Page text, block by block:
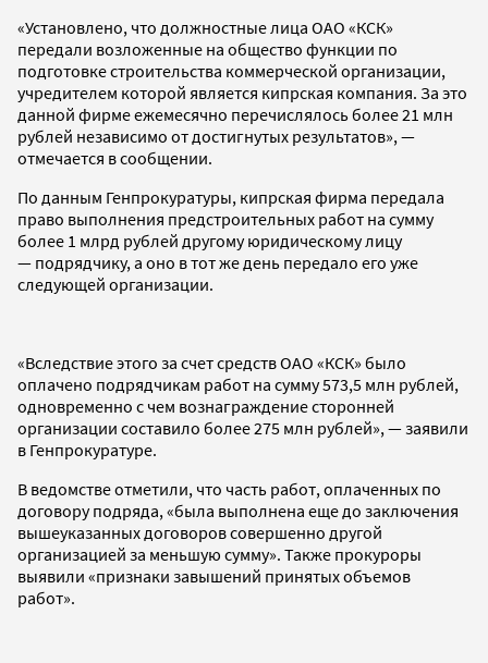
«Установлено, что должностные лица ОАО «КСК»
передали возложенные на общество функции по
подготовке строительства коммерческой организации,
учредителем которой является кипрская компания. За это
данной фирме ежемесячно перечислялось более 21 млн
рублей независимо от достигнутых результатов», —
отмечается в сообщении.
По данным Генпрокуратуры, кипрская фирма передала
право выполнения предстроительных работ на сумму
более 1 млрд рублей другому юридическому лицу
— подрядчику, а оно в тот же день передало его уже
следующей организации.
«Вследствие этого за счет средств ОАО «КСК» было
оплачено подрядчикам работ на сумму 573,5 млн рублей,
одновременно с чем вознаграждение сторонней
организации составило более 275 млн рублей», — заявили
в Генпрокуратуре.
В ведомстве отметили, что часть работ, оплаченных по
договору подряда, «была выполнена еще до заключения
вышеуказанных договоров совершенно другой
организацией за меньшую сумму». Также прокуроры
выявили «признаки завышений принятых объемов
работ».